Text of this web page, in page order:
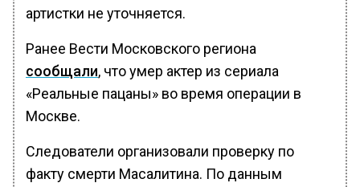
артистки не уточняется.
Ранее Вести Московского региона
сообщали, что умер актер из сериала
«Реальные пацаны» во время операции в
Москве.
Следователи организовали проверку по
факту смерти Масалитина. По данным